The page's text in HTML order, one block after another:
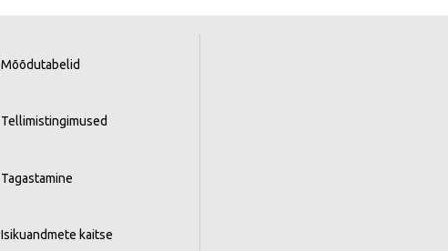
Mõõdutabelid
Tellimistingimused
Tagastamine
Isikuandmete kaitse